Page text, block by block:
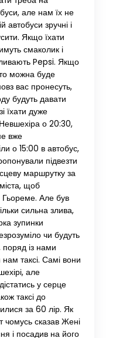
але нам їх не
зручні і
Якщо їхати
смаколик і
Pepsi. Якщо
можна буде
вас пронесуть,
будуть давати
їхати дуже
о 20:30,
вже
о 15:00 в автобус,
підвезти
маршрутку за
щоб
Гьореме. Але був
сильна злива,
зупинки
чи будуть
із нами
нам таксі. Самі вони
але
у серце
таксі до
за 60 лір. Як
чомусь сказав Жені
і посадив на його